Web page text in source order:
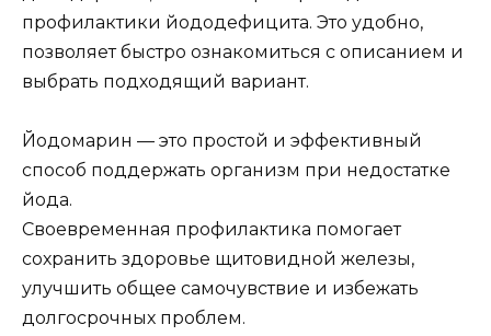
профилактики йододефицита. Это удобно,
позволяет быстро ознакомиться с описанием и
выбрать подходящий вариант.
Йодомарин — это простой и эффективный
способ поддержать организм при недостатке
йода.
Своевременная профилактика помогает
сохранить здоровье щитовидной железы,
улучшить общее самочувствие и избежать
долгосрочных проблем.